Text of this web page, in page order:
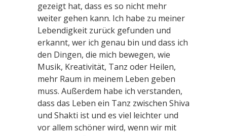
gezeigt hat, dass es so nicht mehr
weiter gehen kann. Ich habe zu meiner
Lebendigkeit zurück gefunden und
erkannt, wer ich genau bin und dass ich
den Dingen, die mich bewegen, wie
Musik, Kreativität, Tanz oder Heilen,
mehr Raum in meinem Leben geben
muss. Außerdem habe ich verstanden,
dass das Leben ein Tanz zwischen Shiva
und Shakti ist und es viel leichter und
vor allem schöner wird, wenn wir mit